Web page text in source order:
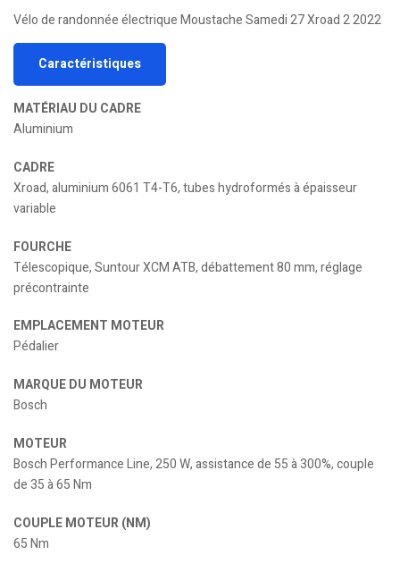
Vélo de randonnée électrique Moustache Samedi 27 Xroad 2 2022
Caractéristiques
MATÉRIAU DU CADRE
Aluminium
CADRE
Xroad, aluminium 6061 T4-T6, tubes hydroformés à épaisseur
variable
FOURCHE
Télescopique, Suntour XCM ATB, débattement 80 mm, réglage
précontrainte
EMPLACEMENT MOTEUR
Pédalier
MARQUE DU MOTEUR
Bosch
MOTEUR
Bosch Performance Line, 250 W, assistance de 55 à 300%, couple
de 35 à 65 Nm
COUPLE MOTEUR (NM)
65 Nm